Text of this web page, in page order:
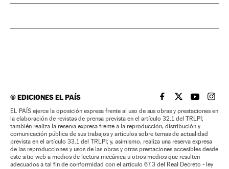
©EDICIONES EL PAÍS EL PAÍS BRASIL EN
EL PAÍSEL PAÍS
EL
EL PAÍS ejerce la oposición expresa frente al uso de sus obras y prestaciones en
la elaboración de revistas de prensa prevista en el artículo 32.1 del TRLPI;
también realiza la reserva expresa frente a la reproducción, distribución y
comunicación pública de sus trabajos y artículos sobre temas de actualidad
prevista en el artículo 33.1 del TRLPI; y, asimismo, realiza una reserva expresa
de las reproducciones y usos de las obras y otras prestaciones accesibles desde
este sitio web a medios de lectura mecánica u otros medios que resulten
adecuados a tal fin de conformidad con el artículo 67.3 del Real Decreto - ley